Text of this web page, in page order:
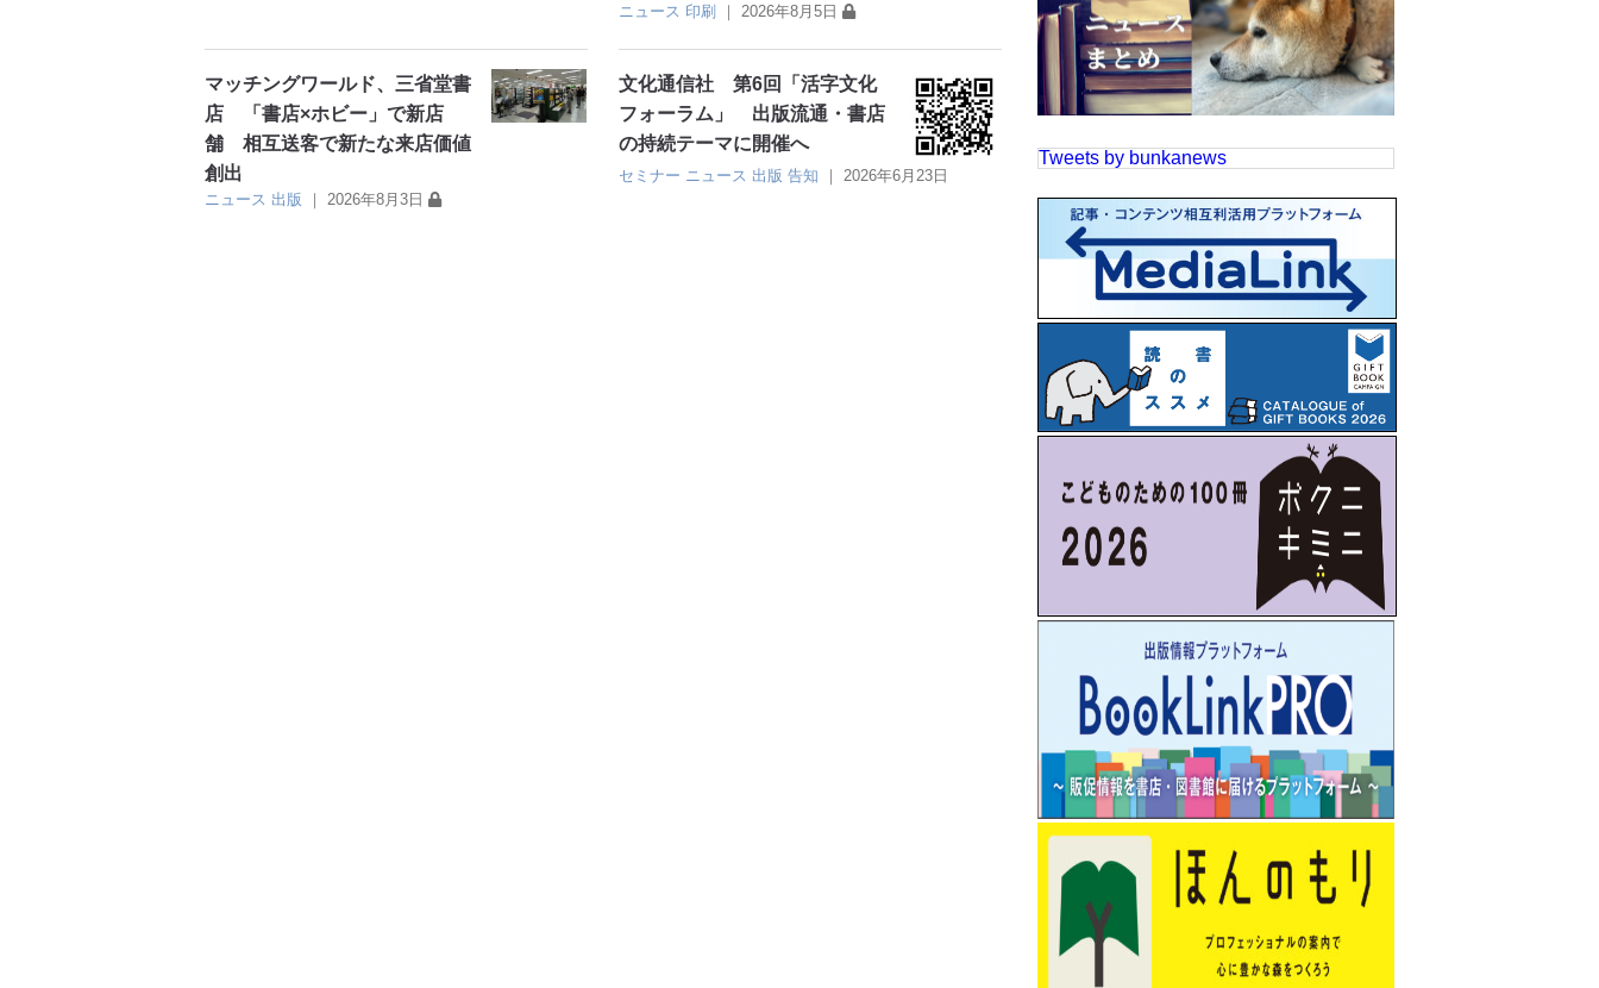
ニュース 印刷 ｜2026年8月5日
マッチングワールド、三省堂書
店 「書店×ホビー」で新店
舗 相互送客で新たな来店価値
創出
ニュース 出版 ｜ 2026年8月3日
文化通信社 第6回「活字文化
フォーラム」 出版流通・書店
の持続テーマに開催へ
セミナー ニュース 出版 告知 ｜2026年6月23日
Tweets by bunkanews